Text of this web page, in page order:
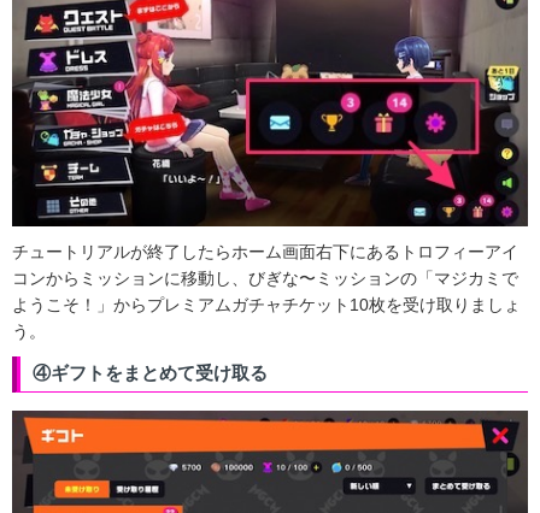
チュートリアルが終了したらホーム画面右下にあるトロフィーアイ
コンからミッションに移動し、びぎな〜ミッションの「マジカミで
ようこそ！」からプレミアムガチャチケット10枚を受け取りましょ
う。
④ギフトをまとめて受け取る